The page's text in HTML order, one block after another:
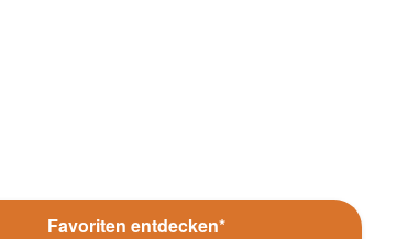
Favoriten entdecken*